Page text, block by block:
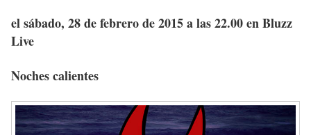
el sábado, 28 de febrero de 2015 a las 22.00 en Bluzz
Live
Noches calientes